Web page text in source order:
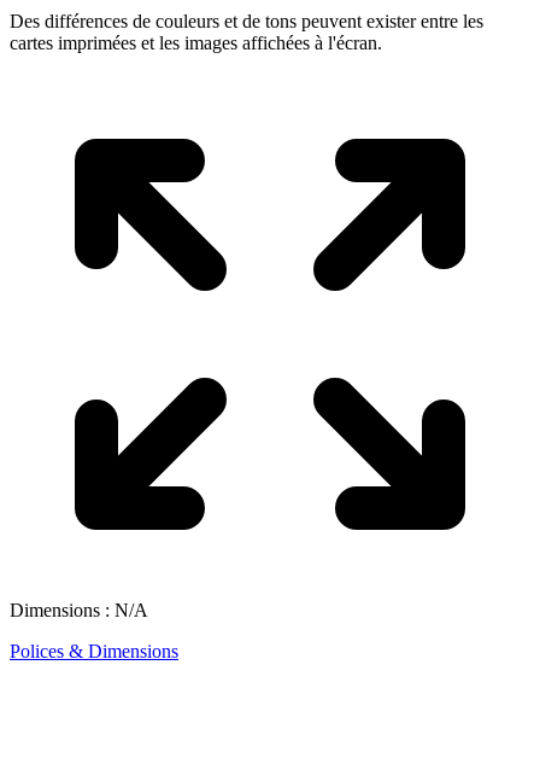
Des différences de couleurs et de tons peuvent exister entre les
cartes imprimées et les images affichées à l'écran.
Dimensions : N/A
Polices & Dimensions